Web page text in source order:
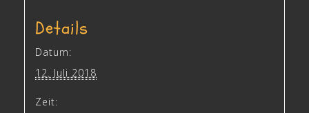
Details
Datum:
12. Juli 2018
Zeit: